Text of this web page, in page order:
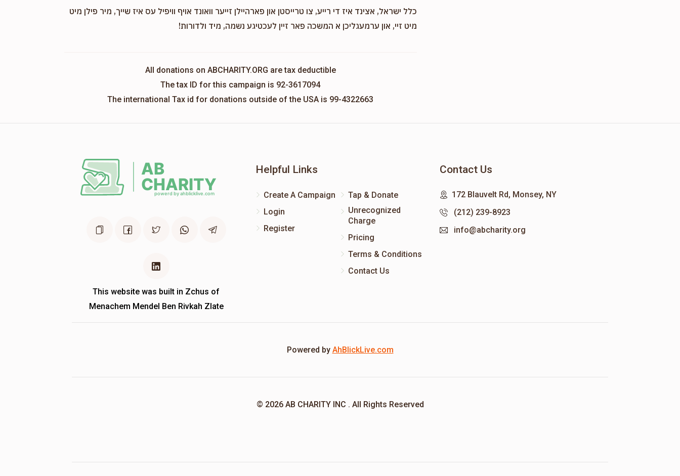
כלל ישראל, אצינד איז די רייע, צו טרייסטן און פארהיילן זייער וואונד אויף וויפיל עס איז שייך, מיר פילן מיט
מיט זיי, און ערמעגליכן א המשכה פאר זיין לעכטיגע נשמה, מיד ולדורות!
All donations on ABCHARITY.ORG are tax deductible
The tax ID for this campaign is 92-3617094
The international Tax id for donations outside of the USA is 99-4322663
This website was built in Zchus of
Menachem Mendel Ben Rivkah Zlate
Helpful Links
Create A Campaign
Login
Register
Tap & Donate
Unrecognized
Charge
Pricing
Terms & Conditions
Contact Us
Contact Us
172 Blauvelt Rd, Monsey, NY
(212) 239-8923
info@abcharity.org
Powered by AhBlickLive.com
© 2026 AB CHARITY INC . All Rights Reserved